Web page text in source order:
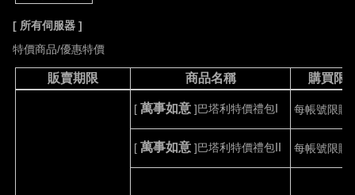
[ 所有伺服器 ]
特價商品/優惠特價
販賣期限 商品名稱 購買限
[萬事如意 ]巴塔利特價禮包 每帳號限購
[萬事如意 ]巴塔利特價禮包 每帳號限購